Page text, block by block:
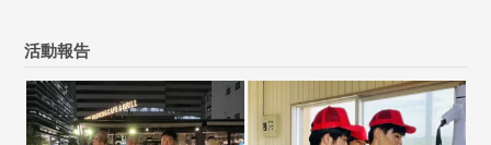
活動報告